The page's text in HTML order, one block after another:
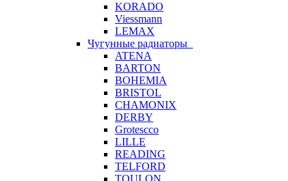
KORADO
Viessmann
LEMAX
Чугунные радиаторы
ATENA
BARTON
BOHEMIA
BRISTOL
CHAMONIX
DERBY
Grotescco
LILLE
READING
TELFORD
TOULON